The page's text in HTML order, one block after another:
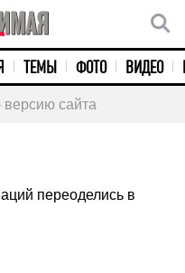
ТЕМЫ ФОТО ВИДЕО
сайта
переоделись в